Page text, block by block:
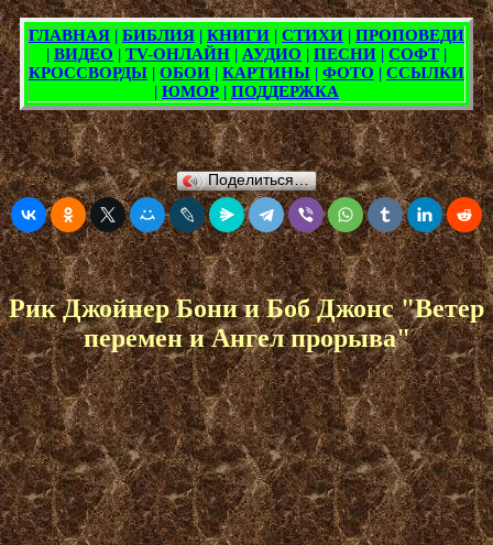
Поделиться…
Рик Джойнер Бони и Боб Джонс "Ветер
перемен и Ангел прорыва"